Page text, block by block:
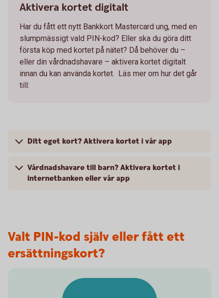
Aktivera kortet digitalt
Har du fått ett nytt Bankkort Mastercard ung, med en
slumpmässigt vald PIN-kod? Eller ska du göra ditt
första köp med kortet på nätet? Då behöver du –
eller din vårdnadshavare – aktivera kortet digitalt
innan du kan använda kortet. Läs mer om hur det går
till:
Ditt eget kort? Aktivera kortet i vår app
Vårdnadshavare till barn? Aktivera kortet i
internetbanken eller vår app
Valt PIN-kod själv eller fått ett
ersättningskort?